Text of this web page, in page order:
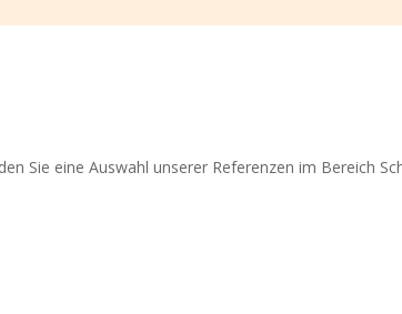
Sie eine Auswahl unserer Referenzen im Bereich